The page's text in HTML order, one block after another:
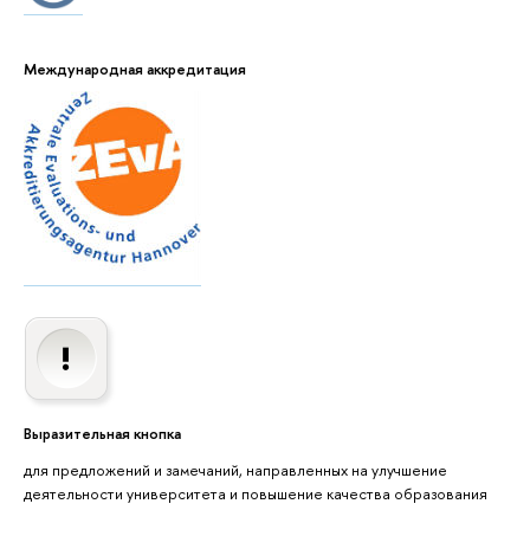
Международная аккредитация
Выразительная кнопка
для предложений и замечаний, направленных на улучшение
деятельности университета и повышение качества образования